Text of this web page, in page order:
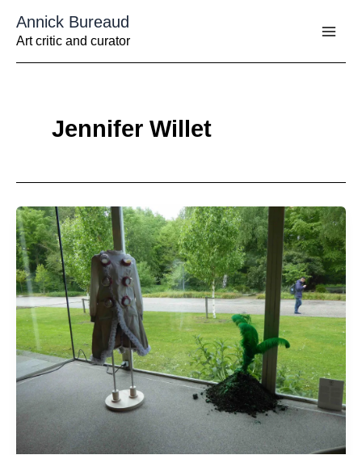
contenu
Annick Bureaud
Art critic and curator
Jennifer Willet